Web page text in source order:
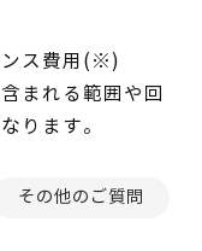
ンス費用(※)
まれる範囲や回
ります。
その他のご質問